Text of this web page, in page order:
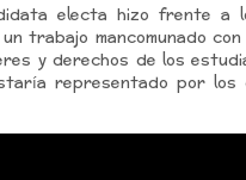
electa hizo frente a
trabajo mancomunado
y derechos de los
representado por